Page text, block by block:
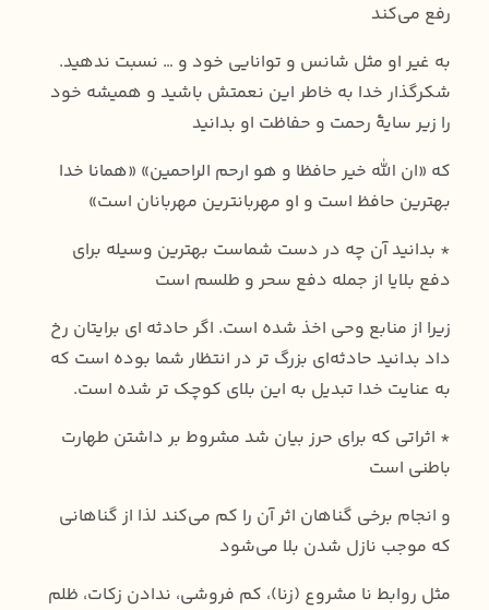
رفع می‌کند
به غیر او مثل شانس و توانایی خود و … نسبت ندهید.
شکرگذار خدا به خاطر این نعمتش باشید و همیشه خود
را زیر سایۀ رحمت و حفاظت او بدانید
که «ان الله خیر حافظا و هو ارحم الراحمین» «همانا خدا
بهترین حافظ است و او مهربانترین مهربانان است»
* بدانید آن چه در دست شماست بهترین وسیله برای
دفع بلایا از جمله دفع سحر و طلسم است
زیرا از منابع وحی اخذ شده است. اگر حادثه ای برایتان رخ
داد بدانید حادثه‌ای بزرگ تر در انتظار شما بوده است که
به عنایت خدا تبدیل به این بلای کوچک تر شده است.
* اثراتی که برای حرز بیان شد مشروط بر داشتن طهارت
باطنی است
و انجام برخی گناهان اثر آن را کم می‌کند لذا از گناهانی
که موجب نازل شدن بلا می‌شود
مثل روابط نا مشروع (زنا)، کم فروشی، ندادن زکات، ظلم